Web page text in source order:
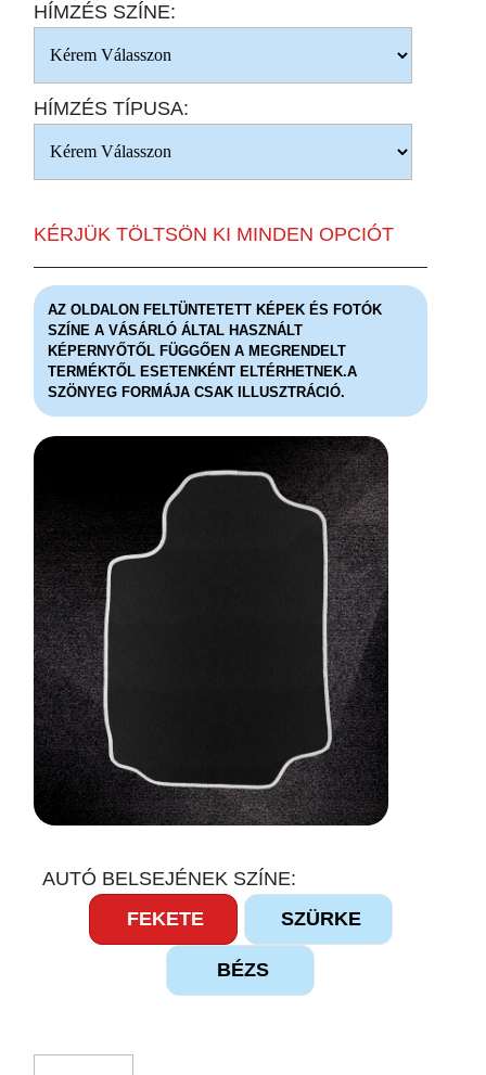
HÍMZÉS SZÍNE:
HÍMZÉS TÍPUSA:
KÉRJÜK TÖLTSÖN KI MINDEN OPCIÓT
AZ OLDALON FELTÜNTETETT KÉPEK ÉS FOTÓK
SZÍNE A VÁSÁRLÓ ÁLTAL HASZNÁLT
KÉPERNYŐTŐL FÜGGŐEN A MEGRENDELT
TERMÉKTŐL ESETENKÉNT ELTÉRHETNEK.A
SZÖNYEG FORMÁJA CSAK ILLUSZTRÁCIÓ.
AUTÓ BELSEJÉNEK SZÍNE:
FEKETE
SZÜRKE
BÉZS